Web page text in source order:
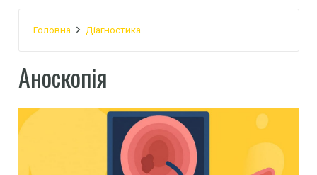
Головна Діагностика
Аноскопія